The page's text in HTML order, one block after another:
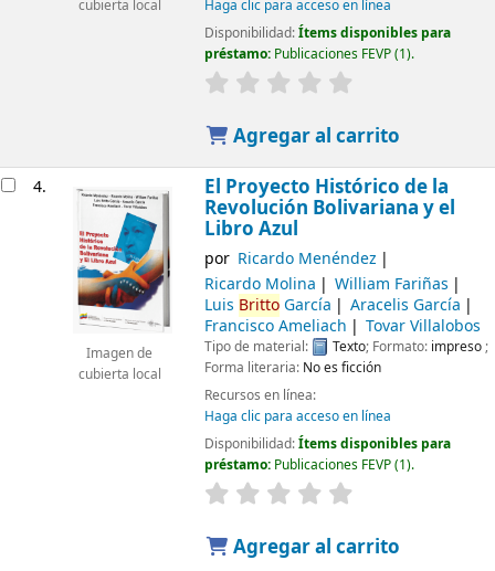
cubierta local
Haga clic para acceso en línea
Disponibilidad:Ítems disponibles para
préstamo: Publicaciones FEVP(1).
Agregar al carrito
4.
Imagen de
cubierta local
El Proyecto Histórico de la
Revolución Bolivariana y el
Libro Azul
por Ricardo Menéndez
Ricardo Molina
William Fariñas
Luis BrittoGarcía
Aracelis García
Francisco Ameliach
Tovar Villalobos
Tipo de material: Texto; Formato: impreso ;
Forma literaria: No es ficción
Recursos en línea:
Haga clic para acceso en línea
Disponibilidad:Ítems disponibles para
préstamo: Publicaciones FEVP(1).
Agregar al carrito